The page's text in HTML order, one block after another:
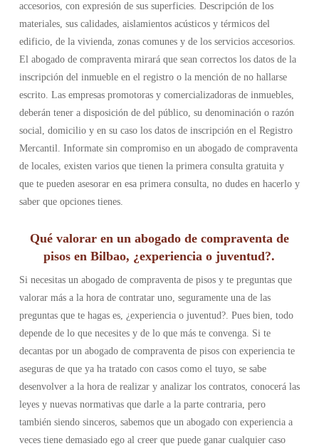
accesorios, con expresión de sus superficies. Descripción de los
materiales, sus calidades, aislamientos acústicos y térmicos del
edificio, de la vivienda, zonas comunes y de los servicios accesorios.
El abogado de compraventa mirará que sean correctos los datos de la
inscripción del inmueble en el registro o la mención de no hallarse
escrito. Las empresas promotoras y comercializadoras de inmuebles,
deberán tener a disposición de del público, su denominación o razón
social, domicilio y en su caso los datos de inscripción en el Registro
Mercantil. Informate sin compromiso en un abogado de compraventa
de locales, existen varios que tienen la primera consulta gratuita y
que te pueden asesorar en esa primera consulta, no dudes en hacerlo y
saber que opciones tienes.
Qué valorar en un abogado de compraventa de
pisos en Bilbao, ¿experiencia o juventud?.
Si necesitas un abogado de compraventa de pisos y te preguntas que
valorar más a la hora de contratar uno, seguramente una de las
preguntas que te hagas es, ¿experiencia o juventud?. Pues bien, todo
depende de lo que necesites y de lo que más te convenga. Si te
decantas por un abogado de compraventa de pisos con experiencia te
aseguras de que ya ha tratado con casos como el tuyo, se sabe
desenvolver a la hora de realizar y analizar los contratos, conocerá las
leyes y nuevas normativas que darle a la parte contraria, pero
también siendo sinceros, sabemos que un abogado con experiencia a
veces tiene demasiado ego al creer que puede ganar cualquier caso